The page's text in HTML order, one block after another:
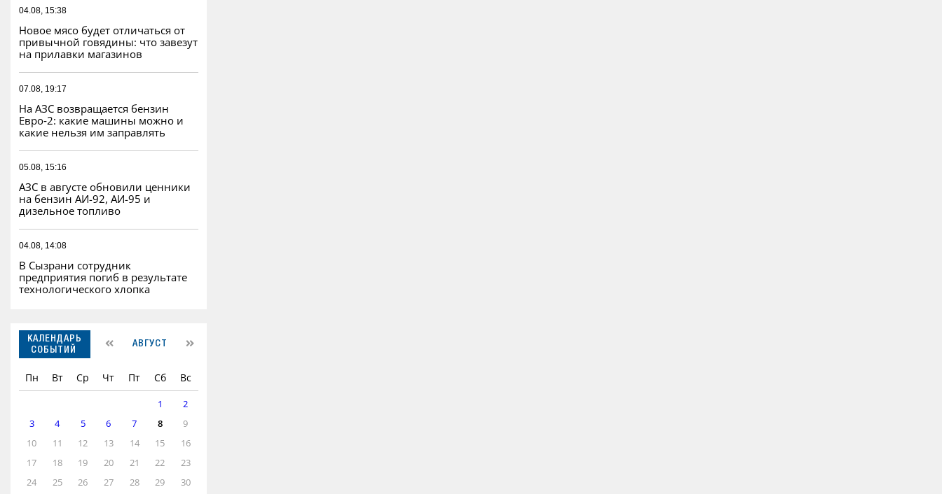
04.08, 15:38
Новое мясо будет отличаться от
привычной говядины: что завезут
на прилавки магазинов
07.08, 19:17
На АЗС возвращается бензин
Евро‑2: какие машины можно и
какие нельзя им заправлять
05.08, 15:16
АЗС в августе обновили ценники
на бензин АИ-92, АИ-95 и
дизельное топливо
04.08, 14:08
В Сызрани сотрудник
предприятия погиб в результате
технологического хлопка
КАЛЕНДАРЬ
СОБЫТИЙ
АВГУСТ
Пн Вт Ср Чт Пт Сб Вс
1
2
3
4 5 6 7 8
9
10
11 12 13 14 15
16
17
18 19 20 21 22
23
24
25 26 27 28 29 30